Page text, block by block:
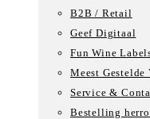
B2B / Retail
Geef Digitaal
Fun Wine
Meest Gestelde
Service &
Bestelling